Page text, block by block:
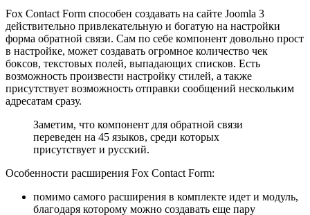
Fox Contact Form способен создавать на сайте Joomla 3
действительно привлекательную и богатую на настройки
форма обратной связи. Сам по себе компонент довольно прост
в настройке, может создавать огромное количество чек
боксов, текстовых полей, выпадающих списков. Есть
возможность произвести настройку стилей, а также
присутствует возможность отправки сообщений нескольким
адресатам сразу.
Заметим, что компонент для обратной связи
переведен на 45 языков, среди которых
присутствует и русский.
Особенности расширения Fox Contact Form:
помимо самого расширения в комплекте идет и модуль,
благодаря которому можно создавать еще пару